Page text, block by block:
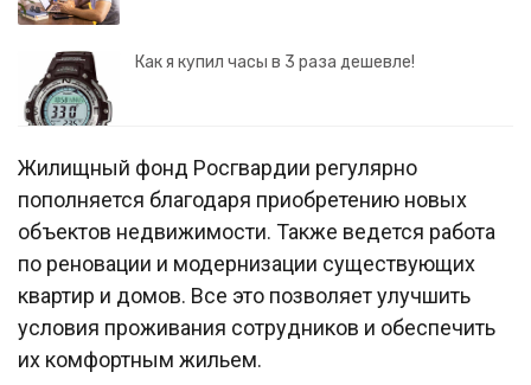
Как я купил часы в 3 раза дешевле!
Жилищный фонд Росгвардии регулярно
пополняется благодаря приобретению новых
объектов недвижимости. Также ведется работа
по реновации и модернизации существующих
квартир и домов. Все это позволяет улучшить
условия проживания сотрудников и обеспечить
их комфортным жильем.